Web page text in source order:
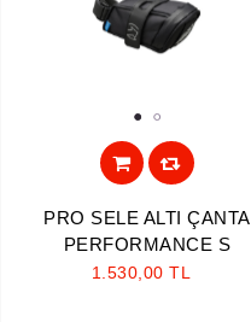
PRO SELE ALTI ÇANTA
PERFORMANCE S
1.530,00 TL